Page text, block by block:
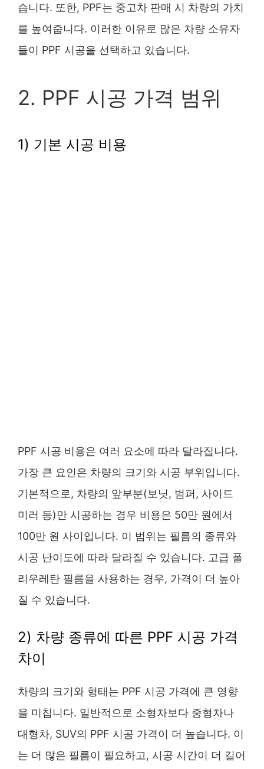
습니다. 또한, PPF는 중고차 판매 시 차량의 가치
를 높여줍니다. 이러한 이유로 많은 차량 소유자
들이 PPF 시공을 선택하고 있습니다.
2. PPF 시공 가격 범위
1) 기본 시공 비용
PPF 시공 비용은 여러 요소에 따라 달라집니다.
가장 큰 요인은 차량의 크기와 시공 부위입니다.
기본적으로, 차량의 앞부분(보닛, 범퍼, 사이드
미러 등)만 시공하는 경우 비용은 50만 원에서
100만 원 사이입니다. 이 범위는 필름의 종류와
시공 난이도에 따라 달라질 수 있습니다. 고급 폴
리우레탄 필름을 사용하는 경우, 가격이 더 높아
질 수 있습니다.
2) 차량 종류에 따른 PPF 시공 가격
차이
차량의 크기와 형태는 PPF 시공 가격에 큰 영향
을 미칩니다. 일반적으로 소형차보다 중형차나
대형차, SUV의 PPF 시공 가격이 더 높습니다. 이
는 더 많은 필름이 필요하고, 시공 시간이 더 길어